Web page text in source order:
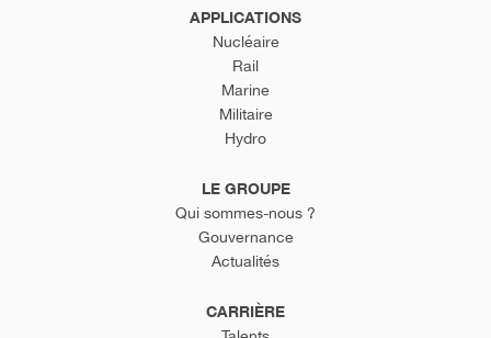
APPLICATIONS
Nucléaire
Rail
Marine
Militaire
Hydro
LE GROUPE
Qui sommes-nous ?
Gouvernance
Actualités
CARRIÈRE